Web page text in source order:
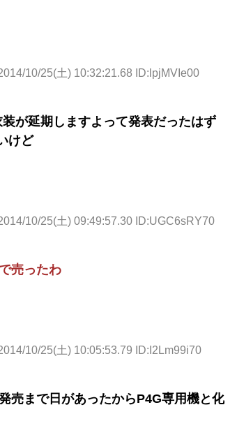
10/25(土) 10:32:21.68 ID:lpjMVIe00
が延期しますよって発表だったはず
けど
10/25(土) 09:49:57.30 ID:UGC6sRY70
売ったわ
10/25(土) 10:05:53.79 ID:I2Lm99i70
売まで日があったからP4G専用機と化